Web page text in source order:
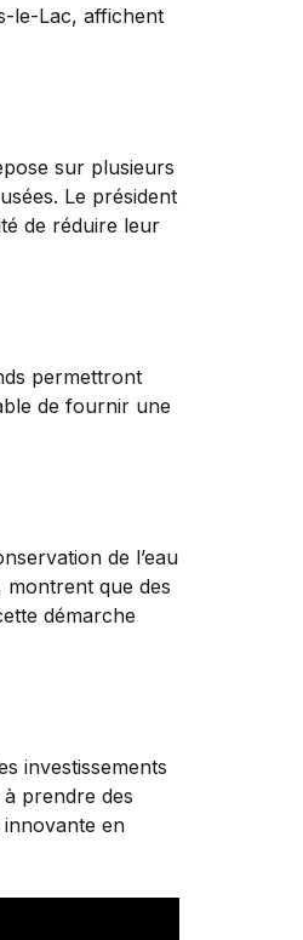
le-Lac, affichent
sur plusieurs
Le président
de réduire leur
permettront
de fournir une
de l’eau
montrent que des
démarche
investissements
prendre des
en